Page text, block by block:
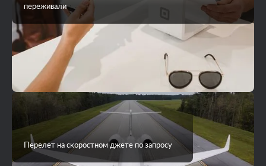
переживали
Перелет на скоростном джете по запросу